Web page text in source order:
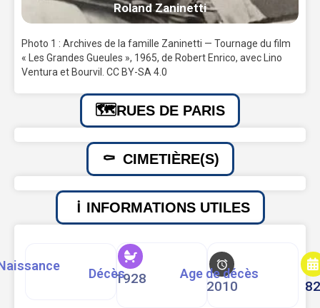
Roland Zaninetti
Photo 1 : Archives de la famille Zaninetti — Tournage du film
« Les Grandes Gueules », 1965, de Robert Enrico, avec Lino
Ventura et Bourvil. CC BY-SA 4.0
RUES DE PARIS
CIMETIÈRE(S)
INFORMATIONS UTILES
1928
Décès
2010
Age de décès